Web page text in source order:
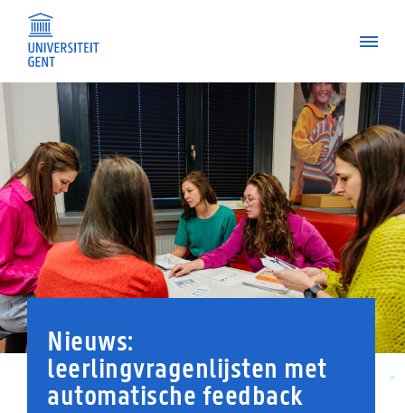
Spring
naar
Nieuws:
leerlingvragenlijsten met
automatische feedback